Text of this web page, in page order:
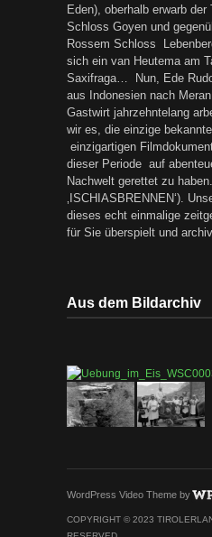
Eden), oberhalb erwarb
Schloss Goyen und
Rossem Schloss
sich ein van Heutema am
Saxifraga… Nun, Ede
aus Indonesien nach
Gastwirt jahrzehntelang
wir es, die einzige
einzigartigen
dieser Periode auf
Nachwelt gerettet zu
‚ISCHIASBRENNEN‘).
dieses echt einmalige
für Sie überspielt und
Aus dem Bildarchiv
WordPress Video Theme by
COPYRIGHT © 2023